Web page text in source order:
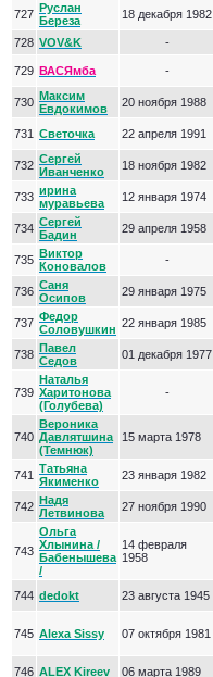
727 Руслан
Береза
18 декабря 1982
728 VOV&K -
729 ВАСЯмба -
730 Максим
Евдокимов
20 ноября 1988
731 Светочка 22 апреля 1991
732 Сергей
Иванченко
18 ноября 1982
733 ирина
муравьева
12 января 1974
734 Сергей
Бадин
29 апреля 1958
735 Виктор
Коновалов
-
736 Саня
Осипов
29 января 1975
737 Федор
Соловушкин 22 января 1985
738 Павел
Седов
01 декабря 1977
739
Наталья
Харитонова
(Голубева)
-
740
Вероника
Давлятшина
(Темнюк)
15 марта 1978
741 Татьяна
Якименко
23 января 1982
742 Надя
Летвинова
27 ноября 1990
743
Ольга
Хлынина /
Бабенышева
/
14 февраля
1958
744 dedokt 23 августа 1945
745 Alexa Sissy 07 октября 1981
746 ALEX Kireev 06 марта 1989